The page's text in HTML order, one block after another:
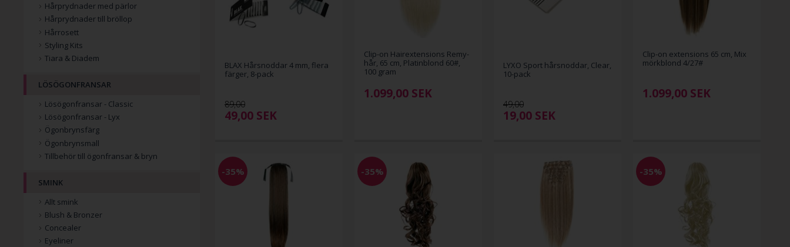
BLAX Hårsnoddar 4 mm, flera
färger, 8-pack
89,00
49,00 SEK
Clip-on Hairextensions Remy-
hår, 65 cm, Platinblond 60#,
100 gram
1.099,00 SEK
LYXO Sport hårsnoddar, Clear,
10-pack
49,00
19,00 SEK
Clip-on extensions 65 cm, Mix
mörkblond 4/27#
1.099,00 SEK
-35% -35% -35%
Hårprydnader med pärlor
Hårprydnader till bröllop
Hårrosett
Styling Kits
Tiara & Diadem
LÖSÖGONFRANSAR
Lösögonfransar - Classic
Lösögonfransar - Lyx
Ögonbrynsfärg
Ögonbrynsmall
Tillbehör till ögonfransar & bryn
SMINK
Allt smink
Blush & Bronzer
Concealer
Eyeliner